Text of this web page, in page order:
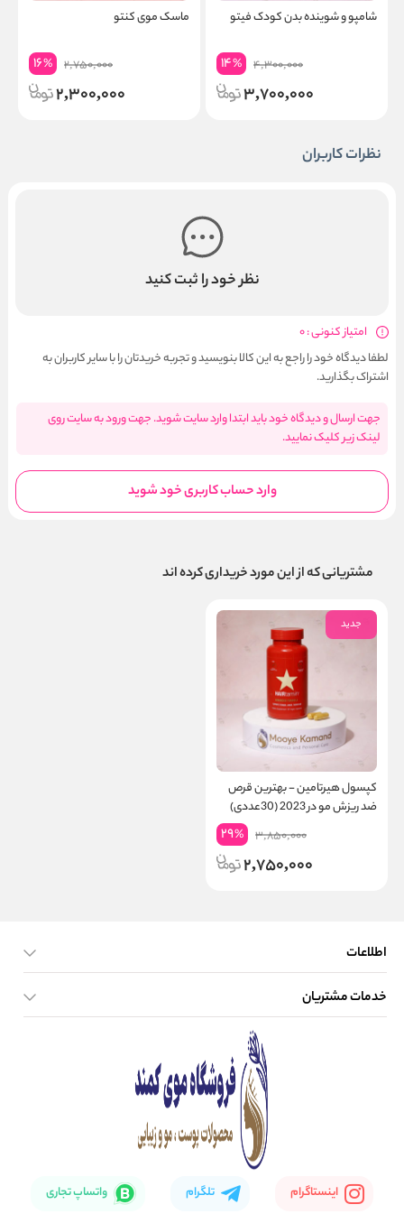
شامپو و شوینده بدن کودک فیتو
4,300,000
14%
3,700,000
ماسک موی کنتو
2,750,000
16%
2,300,000
نظرات کاربران
نظر خود را ثبت کنید
امتیاز کنونی : 0
لطفا دیدگاه خود را راجع به این کالا بنویسید و تجربه خریدتان را با سایر کاربران به
اشتراک بگذارید.
جهت ارسال و دیدگاه خود باید ابتدا وارد سایت شوید. جهت ورود به سایت روی
لینک زیر کلیک نمایید.
وارد حساب کاربری خود شوید
مشتریانی که از این مورد خریداری کرده اند
جدید
کپسول هیرتامین - بهترین قرص
ضد ریزش مو در 2023 (30عددی)
3,850,000
29%
2,750,000
اطلاعات
صفحه اصلی
خدمات مشتریان
اینستاگرام تلگرام واتساپ تجاری